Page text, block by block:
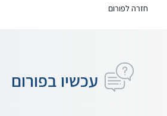
חזרה לפורום
עכשיו בפורום